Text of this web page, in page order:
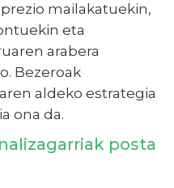
mailakatuekin,
eta
arabera
Bezeroak
aldeko estrategia
ona da.
posta